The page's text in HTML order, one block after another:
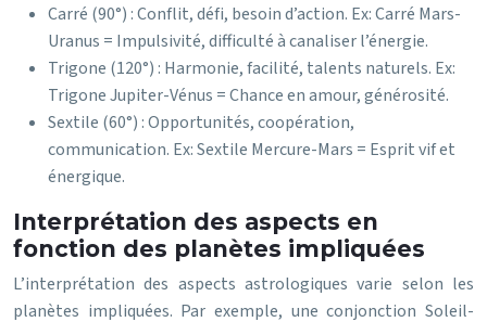
Carré (90°) : Conflit, défi, besoin d’action. Ex: Carré Mars-
Uranus = Impulsivité, difficulté à canaliser l’énergie.
Trigone (120°) : Harmonie, facilité, talents naturels. Ex:
Trigone Jupiter-Vénus = Chance en amour, générosité.
Sextile (60°) : Opportunités, coopération,
communication. Ex: Sextile Mercure-Mars = Esprit vif et
énergique.
Interprétation des aspects en
fonction des planètes impliquées
L’interprétation des aspects astrologiques varie selon les
planètes impliquées. Par exemple, une conjonction Soleil-